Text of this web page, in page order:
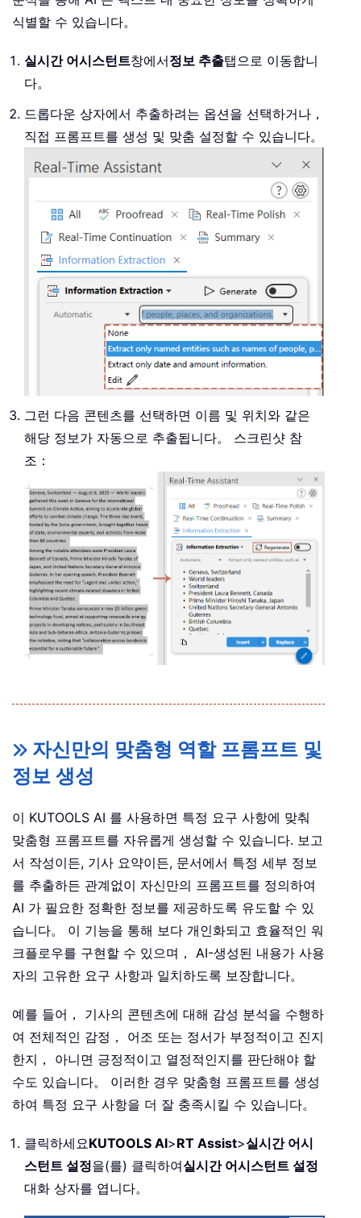
식별할 수 있습니다。
실시간 어시스턴트창에서정보 추출탭으로 이동합니
다。
드롭다운 상자에서 추출하려는 옵션을 선택하거나，
직접 프롬프트를 생성 및 맞춤 설정할 수 있습니다。
그런 다음 콘텐츠를 선택하면 이름 및 위치와 같은
해당 정보가 자동으로 추출됩니다。 스크린샷 참
조：
자신만의 맞춤형 역할 프롬프트 및
정보 생성
이 KUTOOLS AI 를 사용하면 특정 요구 사항에 맞춰
맞춤형 프롬프트를 자유롭게 생성할 수 있습니다. 보고
서 작성이든, 기사 요약이든, 문서에서 특정 세부 정보
를 추출하든 관계없이 자신만의 프롬프트를 정의하여
AI 가 필요한 정확한 정보를 제공하도록 유도할 수 있
습니다。 이 기능을 통해 보다 개인화되고 효율적인 워
크플로우를 구현할 수 있으며， AI-생성된 내용가 사용
자의 고유한 요구 사항과 일치하도록 보장합니다。
예를 들어， 기사의 콘텐츠에 대해 감성 분석을 수행하
여 전체적인 감정， 어조 또는 정서가 부정적이고 진지
한지， 아니면 긍정적이고 열정적인지를 판단해야 할
수도 있습니다。 이러한 경우 맞춤형 프롬프트를 생성
하여 특정 요구 사항을 더 잘 충족시킬 수 있습니다。
클릭하세요KUTOOLS AI>RT Assist>실시간 어시
스턴트 설정을(를) 클릭하여실시간 어시스턴트 설정
대화 상자를 엽니다。